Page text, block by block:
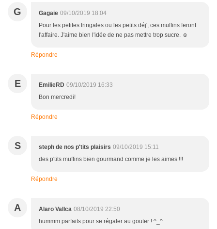
G Gagaie 09/10/2019 18:04
Pour les petites fringales ou les petits déj', ces muffins feront
l'affaire. J'aime bien l'idée de ne pas mettre trop sucre. ☺
Répondre
E EmilieRD 09/10/2019 16:33
Bon mercredi!
Répondre
S steph de nos p'tits plaisirs 09/10/2019 15:11
des p'tits muffins bien gourmand comme je les aimes !!!
Répondre
A Alaro Vallca 08/10/2019 22:50
hummm parfaits pour se régaler au gouter ! ^_^